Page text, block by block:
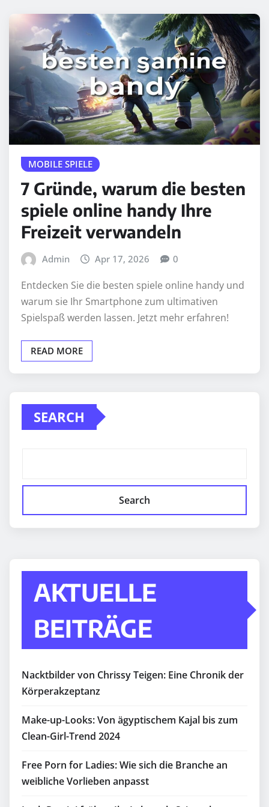
MOBILE SPIELE
7 Gründe, warum die besten
spiele online handy Ihre
Freizeit verwandeln
Admin Apr 17, 2026 0
Entdecken Sie die besten spiele online handy und
warum sie Ihr Smartphone zum ultimativen
Spielspaß werden lassen. Jetzt mehr erfahren!
READ MORE
SEARCH
Search
AKTUELLE
BEITRÄGE
Nacktbilder von Chrissy Teigen: Eine Chronik der
Körperakzeptanz
Make-up-Looks: Von ägyptischem Kajal bis zum
Clean-Girl-Trend 2024
Free Porn for Ladies: Wie sich die Branche an
weibliche Vorlieben anpasst